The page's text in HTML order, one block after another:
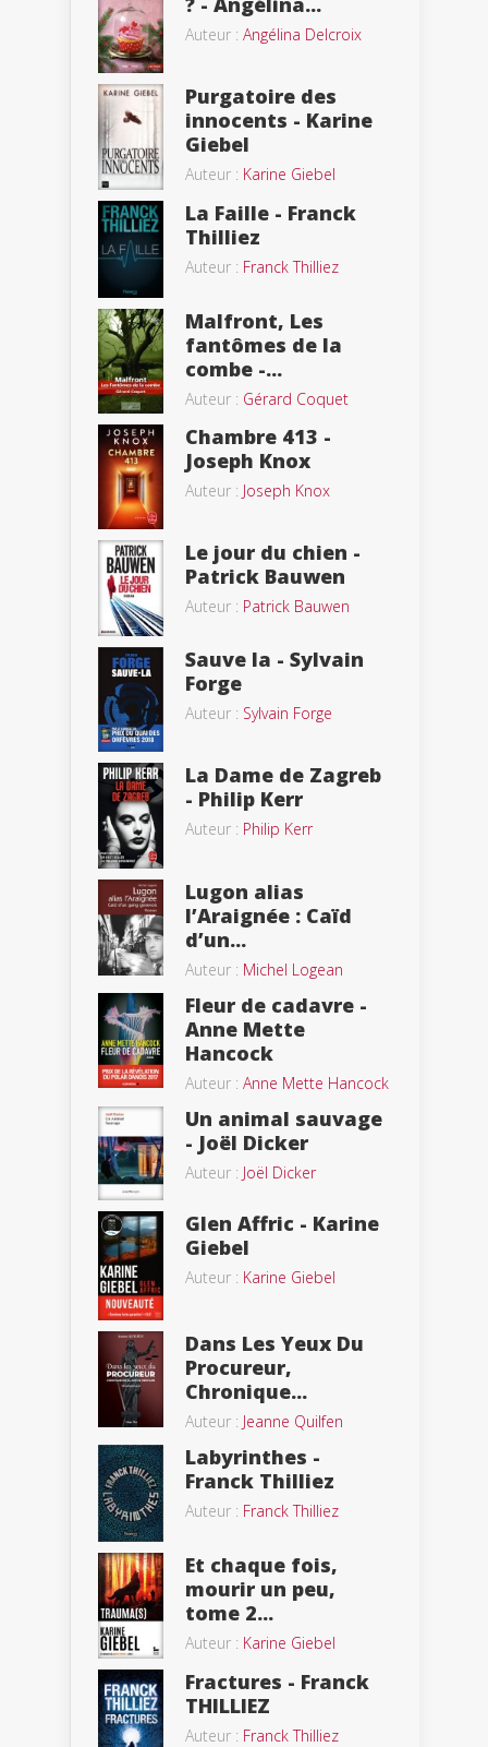
Auteur : Angélina Delcroix
Purgatoire des
innocents - Karine
Giebel
Auteur : Karine Giebel
La Faille - Franck
Thilliez
Auteur : Franck Thilliez
Malfront, Les
fantômes de la
combe -...
Auteur : Gérard Coquet
Chambre 413 -
Joseph Knox
Auteur : Joseph Knox
Le jour du chien -
Patrick Bauwen
Auteur : Patrick Bauwen
Sauve la - Sylvain
Forge
Auteur : Sylvain Forge
La Dame de Zagreb
- Philip Kerr
Auteur : Philip Kerr
Lugon alias
l’Araignée : Caïd
d’un...
Auteur : Michel Logean
Fleur de cadavre -
Anne Mette
Hancock
Auteur : Anne Mette Hancock
Un animal sauvage
- Joël Dicker
Auteur : Joël Dicker
Glen Affric - Karine
Giebel
Auteur : Karine Giebel
Dans Les Yeux Du
Procureur,
Chronique...
Auteur : Jeanne Quilfen
Labyrinthes -
Franck Thilliez
Auteur : Franck Thilliez
Et chaque fois,
mourir un peu,
tome 2...
Auteur : Karine Giebel
Fractures - Franck
THILLIEZ
Auteur : Franck Thilliez